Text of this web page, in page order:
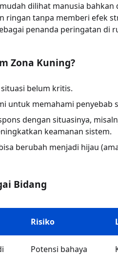
dilihat manusia bahkan
ringan tanpa memberi efek
penanda peringatan di
Zona Kuning?
belum kritis.
untuk memahami penyebab
dengan situasinya,
keamanan sistem.
berubah menjadi hijau
Bidang
Risiko
Potensi bahaya